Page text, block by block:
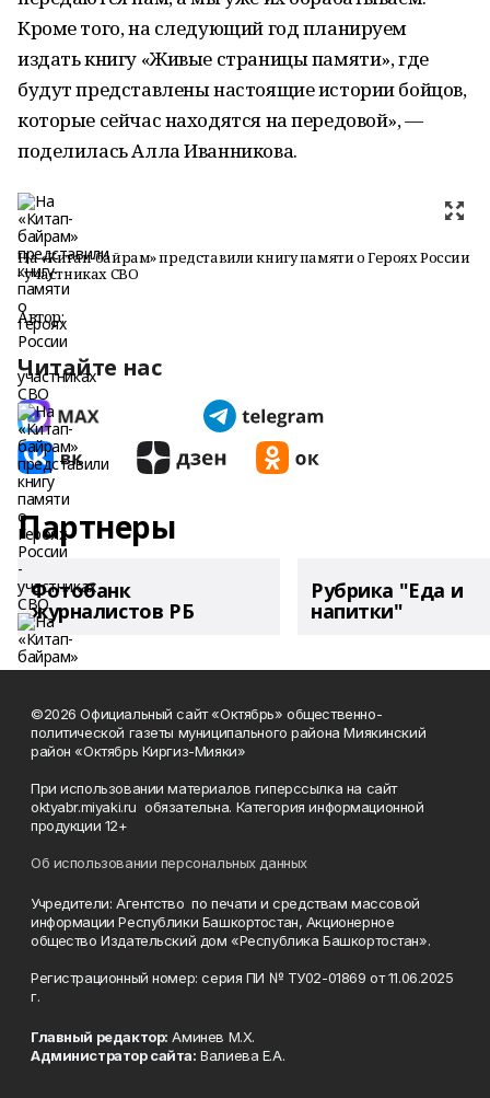
Кроме того, на следующий год планируем
издать книгу «Живые страницы памяти», где
будут представлены настоящие истории бойцов,
которые сейчас находятся на передовой», —
поделилась Алла Иванникова.
На «Китап-байрам» представили книгу памяти о Героях России
- участниках СВО
Автор:
Читайте нас
Партнеры
Фотобанк
журналистов РБ
Рубрика "Еда и
напитки"
©2026 Официальный сайт «Октябрь» общественно-
политической газеты муниципального района Миякинский
район «Октябрь Киргиз-Мияки»
При использовании материалов гиперссылка на сайт
oktyabr.miyaki.ru обязательна. Категория информационной
продукции 12+
Об использовании персональных данных
Учредители: Агентство по печати и средствам массовой
информации Республики Башкортостан, Акционерное
общество Издательский дом «Республика Башкортостан».
Регистрационный номер: серия ПИ № ТУ02-01869 от 11.06.2025
г.
Главный редактор: Аминев М.Х.
Администратор сайта: Валиева Е.А.